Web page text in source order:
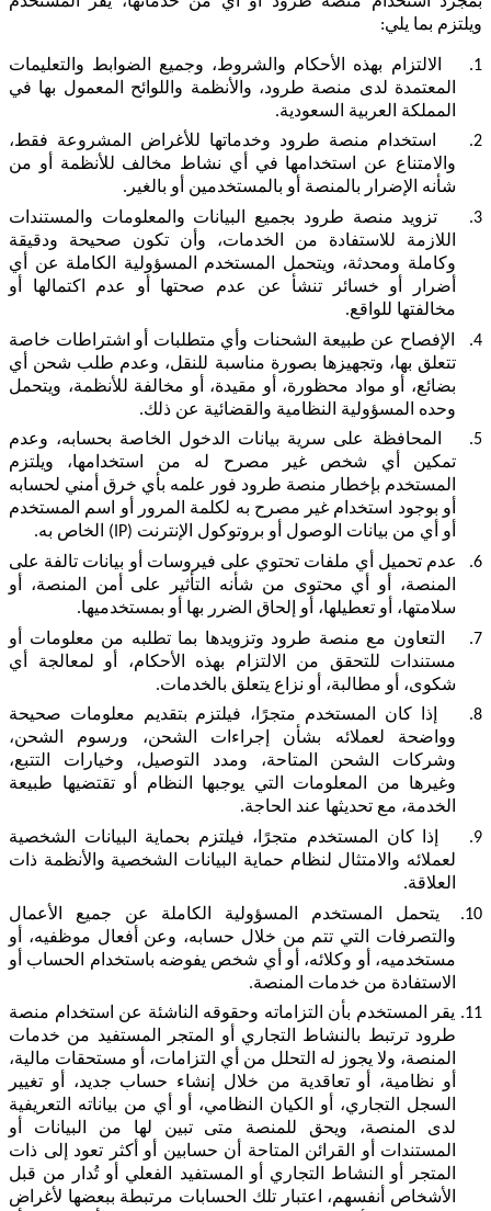
ويلتزم بما يلي:
1.
الالتزام بهذه الأحكام والشروط، وجميع الضوابط والتعليمات
المعتمدة لدى منصة طرود، والأنظمة واللوائح المعمول بها في
المملكة العربية السعودية.
2.
استخدام منصة طرود وخدماتها للأغراض المشروعة فقط،
والامتناع عن استخدامها في أي نشاط مخالف للأنظمة أو من
شأنه الإضرار بالمنصة أو بالمستخدمين أو بالغير.
3.
تزويد منصة طرود بجميع البيانات والمعلومات والمستندات
اللازمة للاستفادة من الخدمات، وأن تكون صحيحة ودقيقة
وكاملة ومحدثة، ويتحمل المستخدم المسؤولية الكاملة عن أي
أضرار أو خسائر تنشأ عن عدم صحتها أو عدم اكتمالها أو
مخالفتها للواقع.
4.
الإفصاح عن طبيعة الشحنات وأي متطلبات أو اشتراطات خاصة
تتعلق بها، وتجهيزها بصورة مناسبة للنقل، وعدم طلب شحن أي
بضائع، أو مواد محظورة، أو مقيدة، أو مخالفة للأنظمة، ويتحمل
وحده المسؤولية النظامية والقضائية عن ذلك.
5.
المحافظة على سرية بيانات الدخول الخاصة بحسابه، وعدم
تمكين أي شخص غير مصرح له من استخدامها، ويلتزم
المستخدم بإخطار منصة طرود فور علمه بأي خرق أمني لحسابه
أو بوجود استخدام غير مصرح به لكلمة المرور أو اسم المستخدم
أو أي من بيانات الوصول أو بروتوكول الإنترنت (IP) الخاص به.
6.
عدم تحميل أي ملفات تحتوي على فيروسات أو بيانات تالفة على
المنصة، أو أي محتوى من شأنه التأثير على أمن المنصة، أو
سلامتها، أو تعطيلها، أو إلحاق الضرر بها أو بمستخدميها.
7.
التعاون مع منصة طرود وتزويدها بما تطلبه من معلومات أو
مستندات للتحقق من الالتزام بهذه الأحكام، أو لمعالجة أي
شكوى، أو مطالبة، أو نزاع يتعلق بالخدمات.
8.
إذا كان المستخدم متجرًا، فيلتزم بتقديم معلومات صحيحة
وواضحة لعملائه بشأن إجراءات الشحن، ورسوم الشحن،
وشركات الشحن المتاحة، ومدد التوصيل، وخيارات التتبع،
وغيرها من المعلومات التي يوجبها النظام أو تقتضيها طبيعة
الخدمة، مع تحديثها عند الحاجة.
9.
إذا كان المستخدم متجرًا، فيلتزم بحماية البيانات الشخصية
لعملائه والامتثال لنظام حماية البيانات الشخصية والأنظمة ذات
العلاقة.
10.
يتحمل المستخدم المسؤولية الكاملة عن جميع الأعمال
والتصرفات التي تتم من خلال حسابه، وعن أفعال موظفيه، أو
مستخدميه، أو وكلائه، أو أي شخص يفوضه باستخدام الحساب أو
الاستفادة من خدمات المنصة.
11.
يقر المستخدم بأن التزاماته وحقوقه الناشئة عن استخدام منصة
طرود ترتبط بالنشاط التجاري أو المتجر المستفيد من خدمات
المنصة، ولا يجوز له التحلل من أي التزامات، أو مستحقات مالية،
أو نظامية، أو تعاقدية من خلال إنشاء حساب جديد، أو تغيير
السجل التجاري، أو الكيان النظامي، أو أي من بياناته التعريفية
لدى المنصة، ويحق للمنصة متى تبين لها من البيانات أو
المستندات أو القرائن المتاحة أن حسابين أو أكثر تعود إلى ذات
المتجر أو النشاط التجاري أو المستفيد الفعلي أو تُدار من قبل
الأشخاص أنفسهم، اعتبار تلك الحسابات مرتبطة ببعضها لأغراض